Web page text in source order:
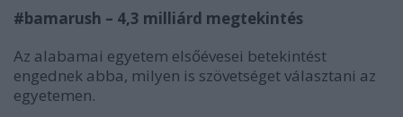
#bamarush – 4,3 milliárd megtekintés
Az alabamai egyetem elsőévesei betekintést
engednek abba, milyen is szövetséget választani az
egyetemen.